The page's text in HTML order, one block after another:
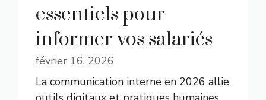
essentiels pour
informer vos salariés
février 16, 2026
La communication interne en 2026 allie